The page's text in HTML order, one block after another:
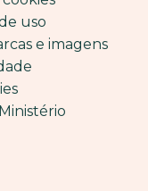
uso
e imagens